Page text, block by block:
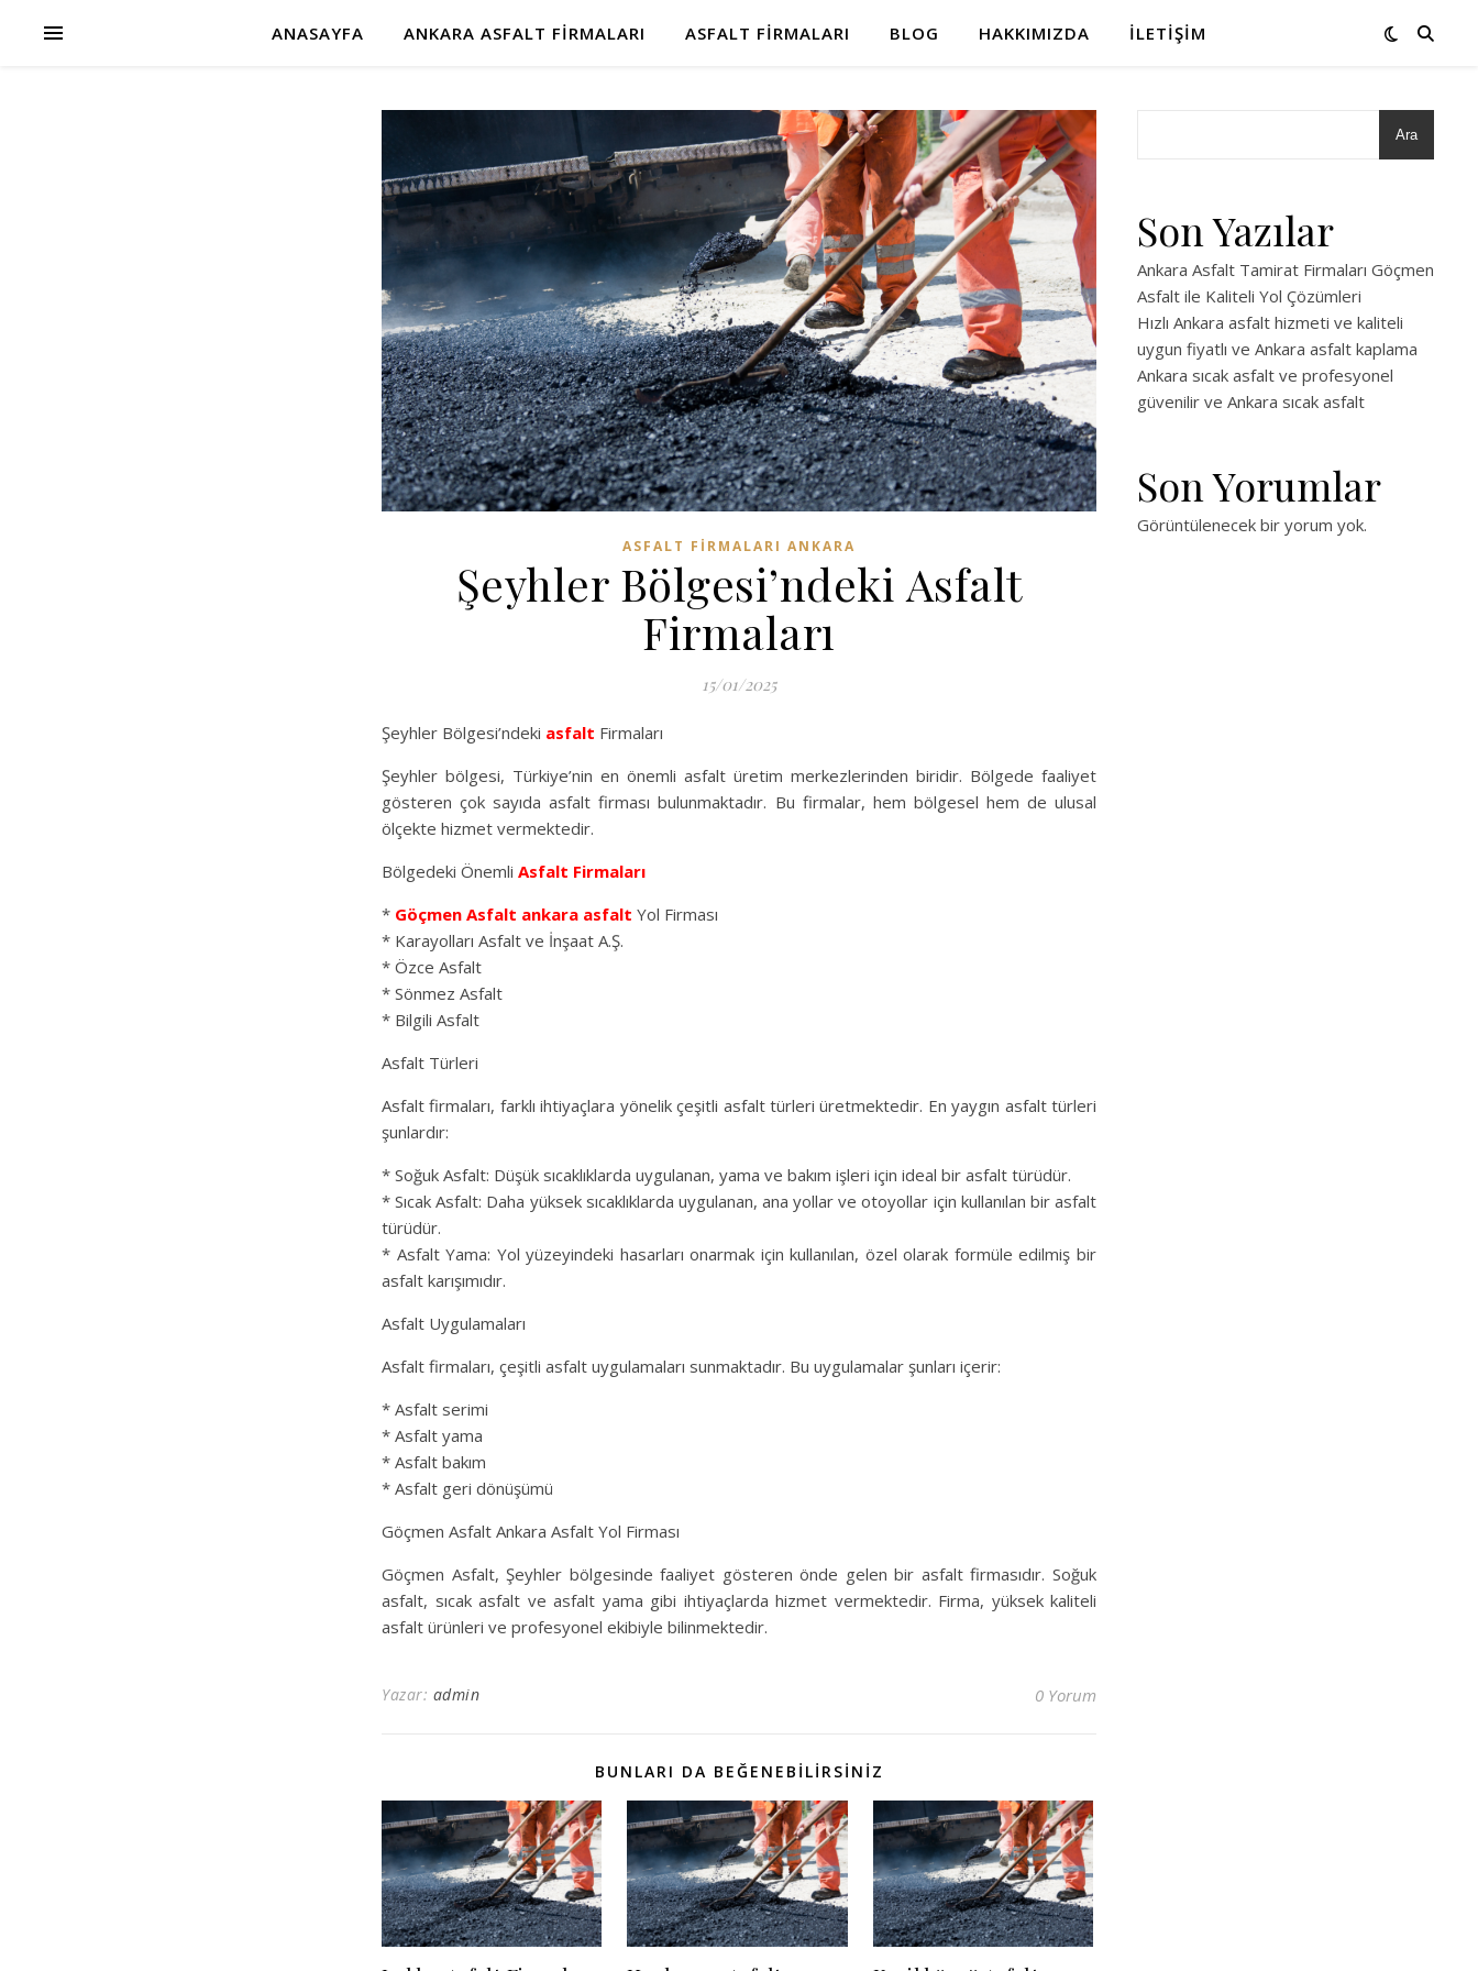
ANASAYFA ANKARA ASFALT FIRMALARI ASFALT FIRMALARI BLOG HAKKIMIZDA İLETIŞIM
ASFALT FIRMALARI ANKARA
Şeyhler Bölgesi’ndeki Asfalt
Firmaları
15/01/2025
Şeyhler Bölgesi’ndeki asfalt Firmaları
Şeyhler bölgesi, Türkiye’nin en önemli asfalt üretim merkezlerinden biridir. Bölgede faaliyet
gösteren çok sayıda asfalt firması bulunmaktadır. Bu firmalar, hem bölgesel hem de ulusal
ölçekte hizmet vermektedir.
Bölgedeki Önemli Asfalt Firmaları
* Göçmen Asfalt ankara asfalt Yol Firması
* Karayolları Asfalt ve İnşaat A.Ş.
* Özce Asfalt
* Sönmez Asfalt
* Bilgili Asfalt
Asfalt Türleri
Asfalt firmaları, farklı ihtiyaçlara yönelik çeşitli asfalt türleri üretmektedir. En yaygın asfalt türleri
şunlardır:
* Soğuk Asfalt: Düşük sıcaklıklarda uygulanan, yama ve bakım işleri için ideal bir asfalt türüdür.
* Sıcak Asfalt: Daha yüksek sıcaklıklarda uygulanan, ana yollar ve otoyollar için kullanılan bir asfalt
türüdür.
* Asfalt Yama: Yol yüzeyindeki hasarları onarmak için kullanılan, özel olarak formüle edilmiş bir
asfalt karışımıdır.
Asfalt Uygulamaları
Asfalt firmaları, çeşitli asfalt uygulamaları sunmaktadır. Bu uygulamalar şunları içerir:
* Asfalt serimi
* Asfalt yama
* Asfalt bakım
* Asfalt geri dönüşümü
Göçmen Asfalt Ankara Asfalt Yol Firması
Göçmen Asfalt, Şeyhler bölgesinde faaliyet gösteren önde gelen bir asfalt firmasıdır. Soğuk
asfalt, sıcak asfalt ve asfalt yama gibi ihtiyaçlarda hizmet vermektedir. Firma, yüksek kaliteli
asfalt ürünleri ve profesyonel ekibiyle bilinmektedir.
Yazar: admin 0 Yorum
BUNLARI DA BEĞENEBILIRSINIZ
Ara
Son Yazılar
Ankara Asfalt Tamirat Firmaları Göçmen
Asfalt ile Kaliteli Yol Çözümleri
Hızlı Ankara asfalt hizmeti ve kaliteli
uygun fiyatlı ve Ankara asfalt kaplama
Ankara sıcak asfalt ve profesyonel
güvenilir ve Ankara sıcak asfalt
Son Yorumlar
Görüntülenecek bir yorum yok.